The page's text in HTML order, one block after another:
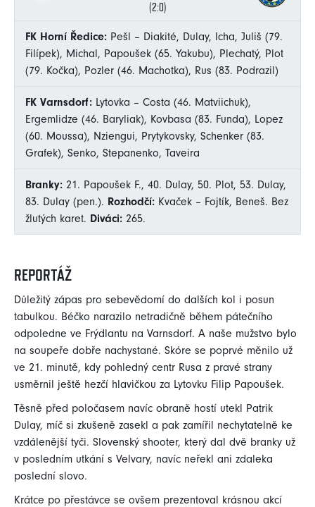
(2:0)
FK Horní Ředice: Pešl – Diakité, Dulay, Icha, Juliš (79.
Filípek), Michal, Papoušek (65. Yakubu), Plechatý, Plot
(79. Kočka), Pozler (46. Machotka), Rus (83. Podrazil)
FK Varnsdorf: Lytovka – Costa (46. Matviichuk),
Ergemlidze (46. Baryliak), Kovbasa (83. Funda), Lopez
(60. Moussa), Nziengui, Prytykovsky, Schenker (83.
Grafek), Senko, Stepanenko, Taveira
Branky: 21. Papoušek F., 40. Dulay, 50. Plot, 53. Dulay,
83. Dulay (pen.). Rozhodčí: Kvaček – Fojtík, Beneš. Bez
žlutých karet. Diváci: 265.
REPORTÁŽ
Důležitý zápas pro sebevědomí do dalších kol i posun
tabulkou. Béčko narazilo netradičně během pátečního
odpoledne ve Frýdlantu na Varnsdorf. A naše mužstvo bylo
na soupeře dobře nachystané. Skóre se poprvé měnilo už
ve 21. minutě, kdy pohledný centr Rusa z pravé strany
usměrnil ještě hezčí hlavičkou za Lytovku Filip Papoušek.
Těsně před poločasem navíc obraně hostí utekl Patrik
Dulay, míč si zkušeně zasekl a pak zamířil nechytatelně ke
vzdálenější tyči. Slovenský shooter, který dal dvě branky už
v posledním utkání s Velvary, navíc neřekl ani zdaleka
poslední slovo.
Krátce po přestávce se ovšem prezentoval krásnou akcí